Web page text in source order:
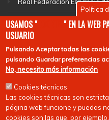
EuroHockey
Política
USAMOS "COOKIES " EN LA WEB
USUARIO
PulsandoAceptar todas las
pulsando Guardar preferencias
No, necesito más información
Cookies técnicas
Las cookies técnicas son
página web funcione y puedas
cookies son las que, por